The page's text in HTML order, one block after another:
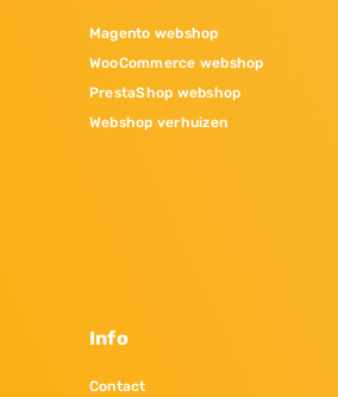
Magento webshop
WooCommerce webshop
PrestaShop webshop
Webshop verhuizen
Info
Contact